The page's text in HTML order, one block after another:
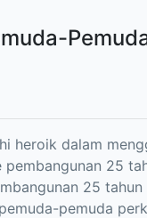
heroik dalam
25
25
pemuda